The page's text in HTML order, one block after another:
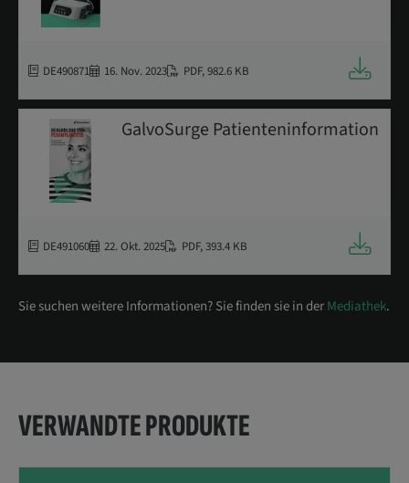
DE490871 16. Nov. 2023 PDF,982.6 KB
GalvoSurge Patienteninformation
DE491060 22. Okt. 2025 PDF,393.4 KB
Sie suchen weitere Informationen? Sie finden sie in derMediathek.
VERWANDTE PRODUKTE